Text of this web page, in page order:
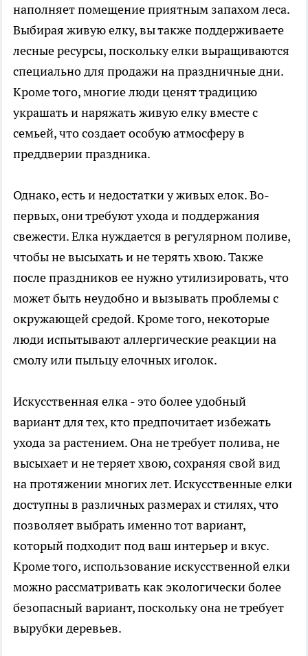
наполняет помещение приятным запахом леса.
Выбирая живую елку, вы также поддерживаете
лесные ресурсы, поскольку елки выращиваются
специально для продажи на праздничные дни.
Кроме того, многие люди ценят традицию
украшать и наряжать живую елку вместе с
семьей, что создает особую атмосферу в
преддверии праздника.
Однако, есть и недостатки у живых елок. Во-
первых, они требуют ухода и поддержания
свежести. Елка нуждается в регулярном поливе,
чтобы не высыхать и не терять хвою. Также
после праздников ее нужно утилизировать, что
может быть неудобно и вызывать проблемы с
окружающей средой. Кроме того, некоторые
люди испытывают аллергические реакции на
смолу или пыльцу елочных иголок.
Искусственная елка - это более удобный
вариант для тех, кто предпочитает избежать
ухода за растением. Она не требует полива, не
высыхает и не теряет хвою, сохраняя свой вид
на протяжении многих лет. Искусственные елки
доступны в различных размерах и стилях, что
позволяет выбрать именно тот вариант,
который подходит под ваш интерьер и вкус.
Кроме того, использование искусственной елки
можно рассматривать как экологически более
безопасный вариант, поскольку она не требует
вырубки деревьев.